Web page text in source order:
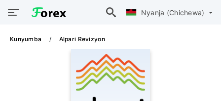
Nyanja (Chichewa)
Kunyumba Alpari Revizyon